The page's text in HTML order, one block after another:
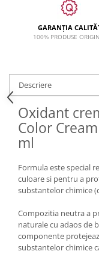
GARANȚIA
100% PRODUSE
Descriere
Oxidant
Color
ml
Formula este special
culoare si pentru a
substantelor chimice
Compozitia neutra a
naturale cu adaos de
componente
substantelor chimice